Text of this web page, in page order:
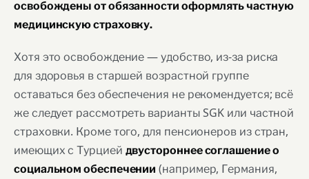
освобождены от обязанности оформлять частную
медицинскую страховку.
Хотя это освобождение — удобство, из-за риска
для здоровья в старшей возрастной группе
оставаться без обеспечения не рекомендуется; всё
же следует рассмотреть варианты SGK или частной
страховки. Кроме того, для пенсионеров из стран,
имеющих с Турцией двустороннее соглашение о
социальном обеспечении (например, Германия,